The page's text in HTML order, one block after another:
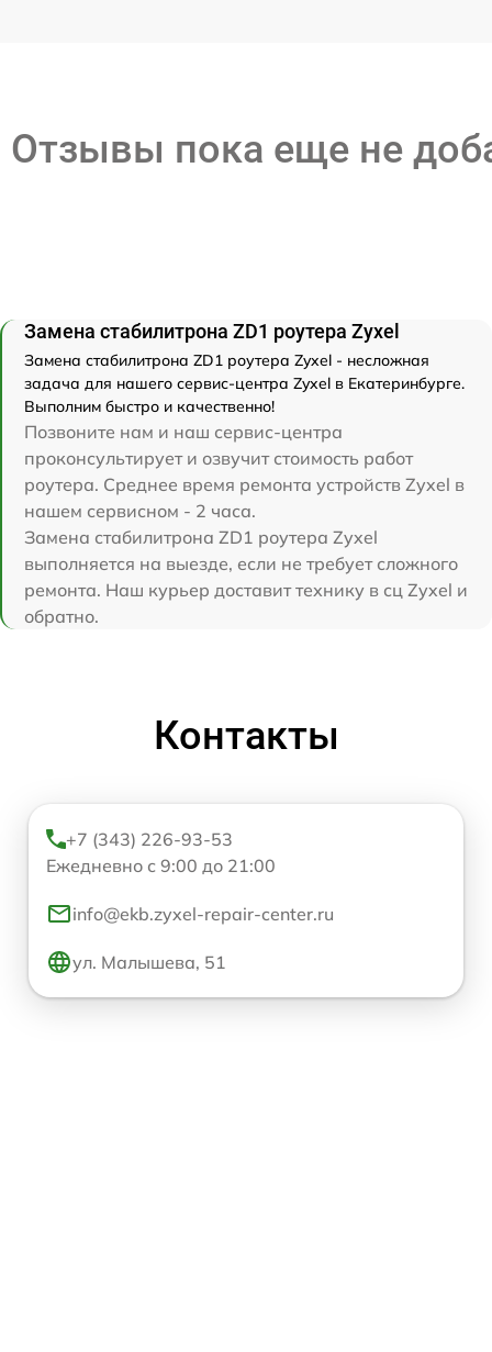
Отзывы пока еще не
Замена стабилитрона ZD1 роутера Zyxel
Замена стабилитрона ZD1 роутера Zyxel - несложная
задача для нашего сервис-центра Zyxel в Екатеринбурге.
Выполним быстро и качественно!
Позвоните нам и наш сервис-центра
проконсультирует и озвучит стоимость работ
роутера. Среднее время ремонта устройств Zyxel в
нашем сервисном - 2 часа.
Замена стабилитрона ZD1 роутера Zyxel
выполняется на выезде, если не требует сложного
ремонта. Наш курьер доставит технику в сц Zyxel и
обратно.
Контакты
+7 (343) 226-93-53
Ежедневно с 9:00 до 21:00
info@ekb.zyxel-repair-center.ru
ул. Малышева, 51